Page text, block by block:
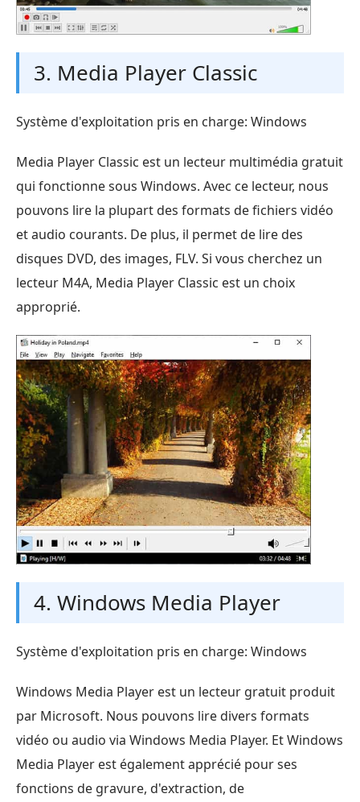
3. Media Player Classic
Système d'exploitation pris en charge: Windows
Media Player Classic est un lecteur multimédia gratuit
qui fonctionne sous Windows. Avec ce lecteur, nous
pouvons lire la plupart des formats de fichiers vidéo
et audio courants. De plus, il permet de lire des
disques DVD, des images, FLV. Si vous cherchez un
lecteur M4A, Media Player Classic est un choix
approprié.
4. Windows Media Player
Système d'exploitation pris en charge: Windows
Windows Media Player est un lecteur gratuit produit
par Microsoft. Nous pouvons lire divers formats
vidéo ou audio via Windows Media Player. Et Windows
Media Player est également apprécié pour ses
fonctions de gravure, d'extraction, de